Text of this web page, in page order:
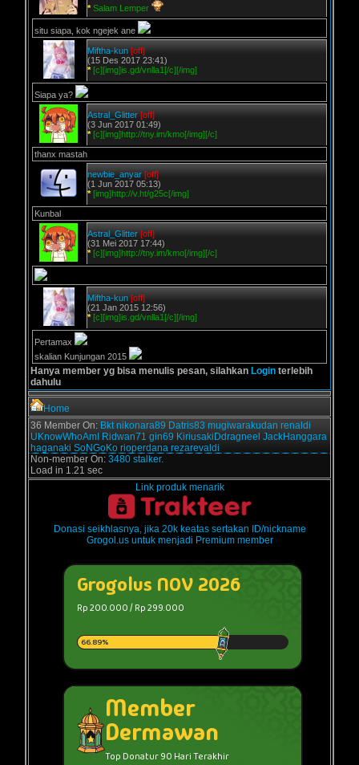
* Salam Lemper
situ siapa, kok ngejek ane
Miftha-kun [off]
(15 Des 2017 23:41)
* [c][img]is.gd/vnlla1[/c][/img]
Siapa ya?
Astral_Glitter [off]
(3 Jun 2017 01:49)
* [c][img]http://tny.im/kmo[/img][/c]
thanx mastah
newbie_anyar [off]
(1 Jun 2017 05:13)
* [img]http://v.ht/g25c[/img]
Kunbal
Astral_Glitter [off]
(31 Mei 2017 17:44)
* [c][img]http://tny.im/kmo[/img][/c]
Miftha-kun [off]
(21 Jan 2015 12:56)
* [c][img]is.gd/vnlla1[/c][/img]
Pertamax
skalian Kunjungan 2015
Hanya member yg bisa menulis pesan, silahkan Login terlebih
dahulu
Home
36 Member On: Bkt nikonara89 Datris83 mugiwarakudan renaldi
UKnowWhoAmI Ridwan71 gin69 KiriusakiDdragneel JackHanggara
haganaki SoNGoKo rioperdana rezarevaldi
Non-member On: 3480 stalker.
Load in 1.21 sec
Link produk menarik
Donasi seikhlasnya, jika 20k keatas sertakan ID/nickname
Grogol.us untuk menjadi Premium member